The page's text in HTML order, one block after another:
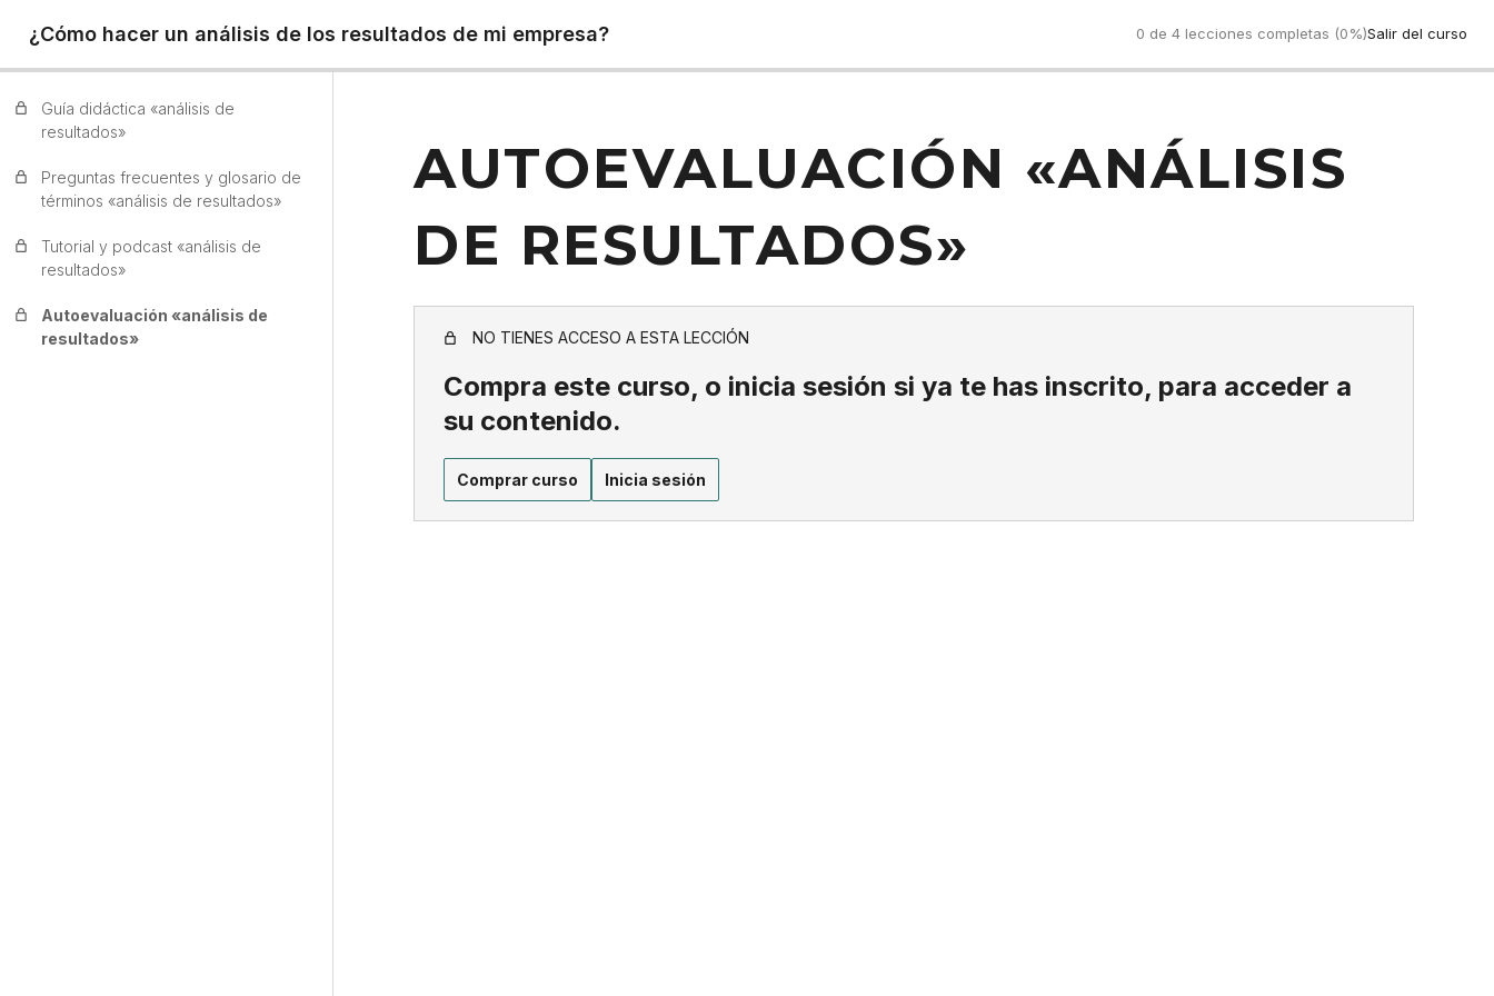
¿Cómo hacer un análisis de los resultados de mi empresa? 0 de 4 lecciones completas (0%)Salir del curso
Guía didáctica «análisis de
resultados»
Preguntas frecuentes y glosario de
términos «análisis de resultados»
Tutorial y podcast «análisis de
resultados»
Autoevaluación «análisis de
resultados»
AUTOEVALUACIÓN «ANÁLISIS
DE RESULTADOS»
NO TIENES ACCESO A ESTA LECCIÓN
Compra este curso, o inicia sesión si ya te has inscrito, para acceder a
su contenido.
Comprar curso Inicia sesión